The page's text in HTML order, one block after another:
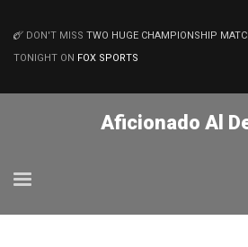
MATCHES
DON'T MISS TWO HUGE CHAMPIONSHIP
TONIGHT ON FOX SPORTS
Aficionado Al